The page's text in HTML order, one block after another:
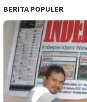
BERITA POPULER